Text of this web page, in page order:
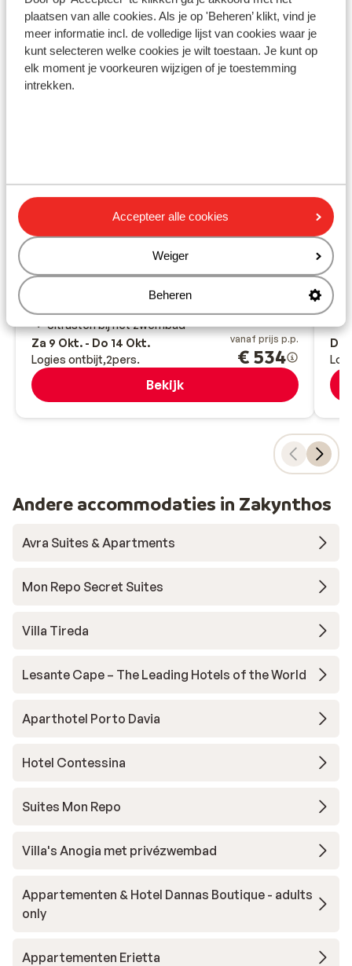
plaatsen van alle cookies. Als je op 'Beheren’ klikt, vind je
meer informatie incl. de volledige lijst van cookies waar je
kunt selecteren welke cookies je wilt toestaan. Je kunt op
elk moment je voorkeuren wijzigen of je toestemming
intrekken.
Accepteer alle cookies
Weiger
Beheren
Appartementen & Hotel
Dannas Boutique - adults only
Griekenland
Adults only 16+
Op loopafstand van strand en centrum
Uitrusten bij het zwembad
Za 9 Okt. - Do 14 Okt.
Logies ontbijt 2pers.
vanaf prijs p.p.
€ 534
Bekijk
Di
Andere accommodaties in Zakynthos
Avra Suites & Apartments
Mon Repo Secret Suites
Villa Tireda
Lesante Cape – The Leading Hotels of the World
Aparthotel Porto Davia
Hotel Contessina
Suites Mon Repo
Villa's Anogia met privézwembad
Appartementen & Hotel Dannas Boutique - adults
only
Appartementen Erietta